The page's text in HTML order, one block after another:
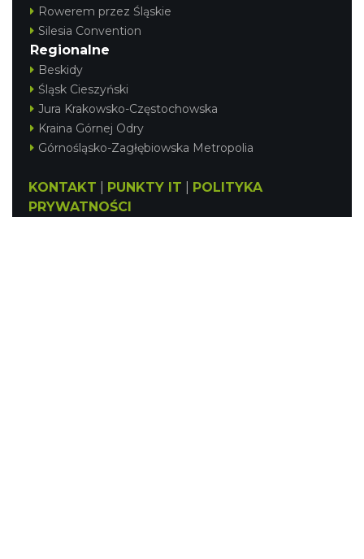
Rowerem przez Śląskie
Silesia Convention
Regionalne
Beskidy
Śląsk Cieszyński
Jura Krakowsko-Częstochowska
Kraina Górnej Odry
Górnośląsko-Zagłębiowska Metropolia
KONTAKT PUNKTY IT
POLITYKA
PRYWATNOŚCI